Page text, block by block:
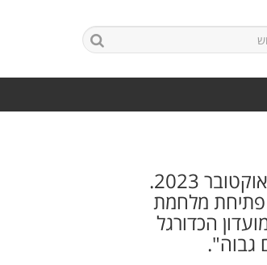
אחת מקבוצות הבוגרים הוותיקות בצפון חוזרת לפעילות לאחר שהייתה מושבתת במאז ה-7 לאוקטובר 2023.
פתיחת מלחמת
הכדורגל
גבוה".